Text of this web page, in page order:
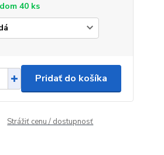
40 ks
Pridať do košíka
Strážiť cenu / dostupnosť